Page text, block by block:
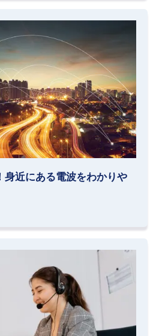
身近にある電波をわかりや